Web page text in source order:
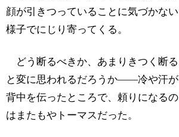
顔が引きつっていることに気づかない
様子でにじり寄ってくる。
どう断るべきか、あまりきつく断る
と変に思われるだろうか――冷や汗が
背中を伝ったところで、頼りになるの
はまたもやトーマスだった。